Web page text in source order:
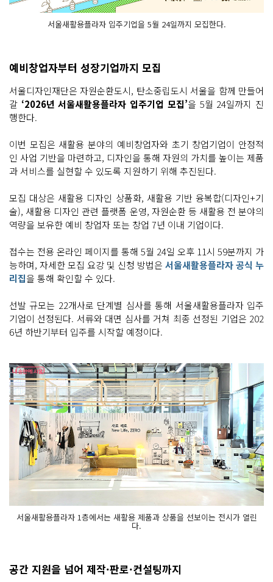
서울새활용플라자 입주기업을 5월 24일까지 모집한다.
예비창업자부터 성장기업까지 모집
서울디자인재단은 자원순환도시, 탄소중립도시 서울을 함께 만들어
갈 ‘2026년 서울새활용플라자 입주기업 모집’을 5월 24일까지 진
행한다.
이번 모집은 새활용 분야의 예비창업자와 초기 창업기업이 안정적
인 사업 기반을 마련하고, 디자인을 통해 자원의 가치를 높이는 제품
과 서비스를 실현할 수 있도록 지원하기 위해 추진된다.
모집 대상은 새활용 디자인 상품화, 새활용 기반 융복합(디자인+기
술), 새활용 디자인 관련 플랫폼 운영, 자원순환 등 새활용 전 분야의
역량을 보유한 예비 창업자 또는 창업 7년 이내 기업이다.
접수는 전용 온라인 페이지를 통해 5월 24일 오후 11시 59분까지 가
능하며, 자세한 모집 요강 및 신청 방법은 서울새활용플라자 공식 누
리집을 통해 확인할 수 있다.
선발 규모는 22개사로 단계별 심사를 통해 서울새활용플라자 입주
기업이 선정된다. 서류와 대면 심사를 거쳐 최종 선정된 기업은 202
6년 하반기부터 입주를 시작할 예정이다.
서울새활용플라자 1층에서는 새활용 제품과 상품을 선보이는 전시가 열린
다.
공간 지원을 넘어 제작·판로·컨설팅까지